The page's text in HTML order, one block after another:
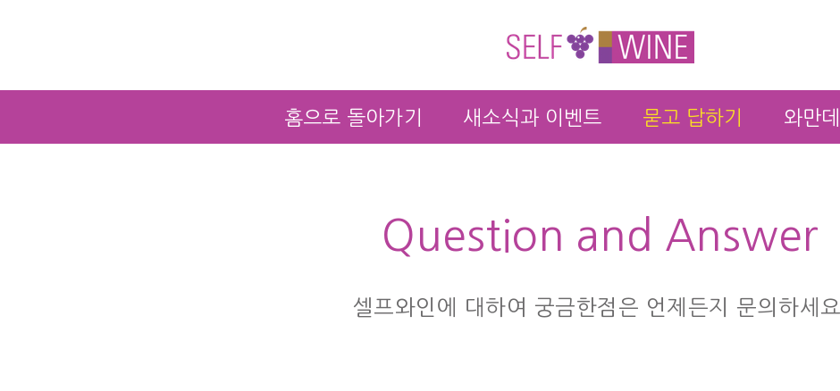
홈으로 돌아가기 새소식과 이벤트 묻고 답하기 와만
Question and Answer
셀프와인에 대하여 궁금한점은 언제든지 문의하세요.